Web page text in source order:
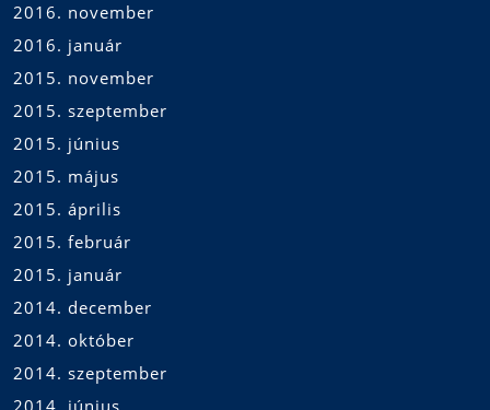
2016. november
2016. január
2015. november
2015. szeptember
2015. június
2015. május
2015. április
2015. február
2015. január
2014. december
2014. október
2014. szeptember